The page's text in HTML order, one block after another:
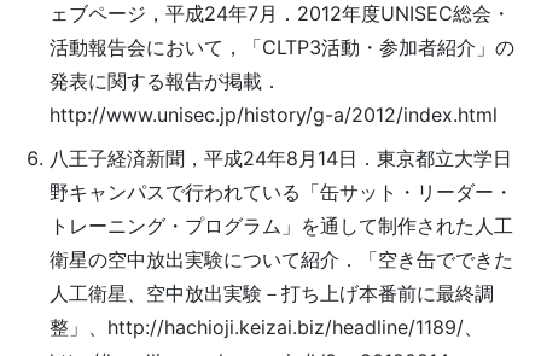
ェブページ，平成24年7月．2012年度UNISEC総会・
活動報告会において，「CLTP3活動・参加者紹介」の
発表に関する報告が掲載．
http://www.unisec.jp/history/g-a/2012/index.html
八王子経済新聞，平成24年8月14日．東京都立大学日
野キャンパスで行われている「缶サット・リーダー・
トレーニング・プログラム」を通して制作された人工
衛星の空中放出実験について紹介．「空き缶でできた
人工衛星、空中放出実験－打ち上げ本番前に最終調
整」、http://hachioji.keizai.biz/headline/1189/、